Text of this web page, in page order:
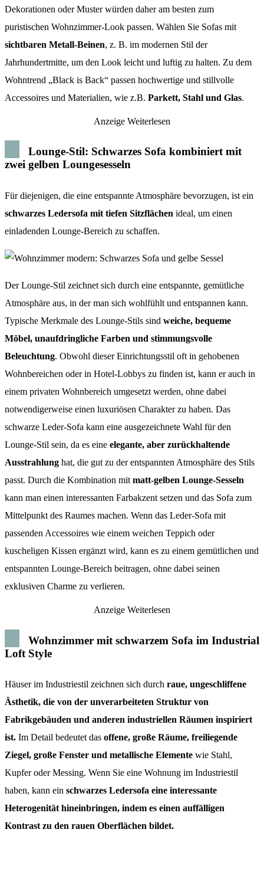
Dekorationen oder Muster würden daher am besten zum
puristischen Wohnzimmer-Look passen. Wählen Sie Sofas mit
sichtbaren Metall-Beinen, z. B. im modernen Stil der
Jahrhundertmitte, um den Look leicht und luftig zu halten. Zu dem
Wohntrend „Black is Back“ passen hochwertige und stillvolle
Accessoires und Materialien, wie z.B. Parkett, Stahl und Glas.
Anzeige Weiterlesen
Lounge-Stil: Schwarzes Sofa kombiniert mit
zwei gelben Loungesesseln
Für diejenigen, die eine entspannte Atmosphäre bevorzugen, ist ein
schwarzes Ledersofa mit tiefen Sitzflächen ideal, um einen
einladenden Lounge-Bereich zu schaffen.
Der Lounge-Stil zeichnet sich durch eine entspannte, gemütliche
Atmosphäre aus, in der man sich wohlfühlt und entspannen kann.
Typische Merkmale des Lounge-Stils sind weiche, bequeme
Möbel, unaufdringliche Farben und stimmungsvolle
Beleuchtung. Obwohl dieser Einrichtungsstil oft in gehobenen
Wohnbereichen oder in Hotel-Lobbys zu finden ist, kann er auch in
einem privaten Wohnbereich umgesetzt werden, ohne dabei
notwendigerweise einen luxuriösen Charakter zu haben. Das
schwarze Leder-Sofa kann eine ausgezeichnete Wahl für den
Lounge-Stil sein, da es eine elegante, aber zurückhaltende
Ausstrahlung hat, die gut zu der entspannten Atmosphäre des Stils
passt. Durch die Kombination mit matt-gelben Lounge-Sesseln
kann man einen interessanten Farbakzent setzen und das Sofa zum
Mittelpunkt des Raumes machen. Wenn das Leder-Sofa mit
passenden Accessoires wie einem weichen Teppich oder
kuscheligen Kissen ergänzt wird, kann es zu einem gemütlichen und
entspannten Lounge-Bereich beitragen, ohne dabei seinen
exklusiven Charme zu verlieren.
Anzeige Weiterlesen
Wohnzimmer mit schwarzem Sofa im Industrial
Loft Style
Häuser im Industriestil zeichnen sich durch raue, ungeschliffene
Ästhetik, die von der unverarbeiteten Struktur von
Fabrikgebäuden und anderen industriellen Räumen inspiriert
ist. Im Detail bedeutet das offene, große Räume, freiliegende
Ziegel, große Fenster und metallische Elemente wie Stahl,
Kupfer oder Messing. Wenn Sie eine Wohnung im Industriestil
haben, kann ein schwarzes Ledersofa eine interessante
Heterogenität hineinbringen, indem es einen auffälligen
Kontrast zu den rauen Oberflächen bildet.